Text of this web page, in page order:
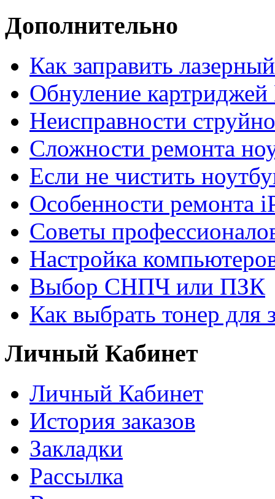
Дополнительно
Как заправить
Обнуление
Неисправности
Сложности ремонта
Если не чистить
Особенности ремонта
Советы
Настройка
Выбор СНПЧ или ПЗК
Как выбрать тонер для
Личный Кабинет
Личный Кабинет
История заказов
Закладки
Рассылка